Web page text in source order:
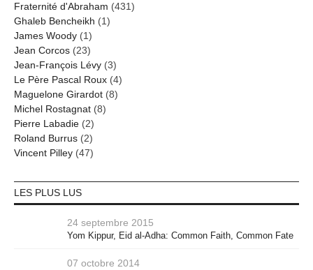
Fraternité d'Abraham (431)
Ghaleb Bencheikh (1)
James Woody (1)
Jean Corcos (23)
Jean-François Lévy (3)
Le Père Pascal Roux (4)
Maguelone Girardot (8)
Michel Rostagnat (8)
Pierre Labadie (2)
Roland Burrus (2)
Vincent Pilley (47)
LES PLUS LUS
24 septembre 2015
Yom Kippur, Eid al-Adha: Common Faith, Common Fate
07 octobre 2014